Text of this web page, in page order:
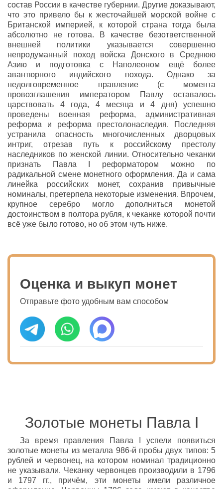
состав России в качестве губернии. Другие доказывают,
что это привело бы к жесточайшей морской войне с
Британской империей, к которой страна тогда была
абсолютно не готова. В качестве безответственной
внешней политики указывается совершенно
непродуманный поход войска Донского в Среднюю
Азию и подготовка с Наполеоном ещё более
авантюрного индийского похода. Однако за
недолговременное правление (с момента
провозглашения императором Павлу оставалось
царствовать 4 года, 4 месяца и 4 дня) успешно
проведены военная реформа, административная
реформа и реформа престолонаследия. Последняя
устранила опасность многочисленных дворцовых
интриг, отрезав путь к российскому престолу
наследников по женской линии. Относительно чеканки
признать Павла I реформатором можно по
радикальной смене монетного оформления. Да и сама
линейка российских монет, сохранив привычные
номиналы, претерпела некоторые изменения. Впрочем,
крупное серебро могло дополниться монетой
достоинством в полтора рубля, к чеканке которой почти
всё уже было готово, но об этом чуть ниже.
Оценка и выкуп монет
Отправьте фото удобным вам способом
Золотые монеты Павла I
За время правления Павла I успели появиться
золотые монеты из металла 986-й пробы двух типов: 5
рублей и червонец, на котором номинал традиционно
не указывали. Чеканку червонцев производили в 1796
и 1797 гг., причём, эти монеты имели различное